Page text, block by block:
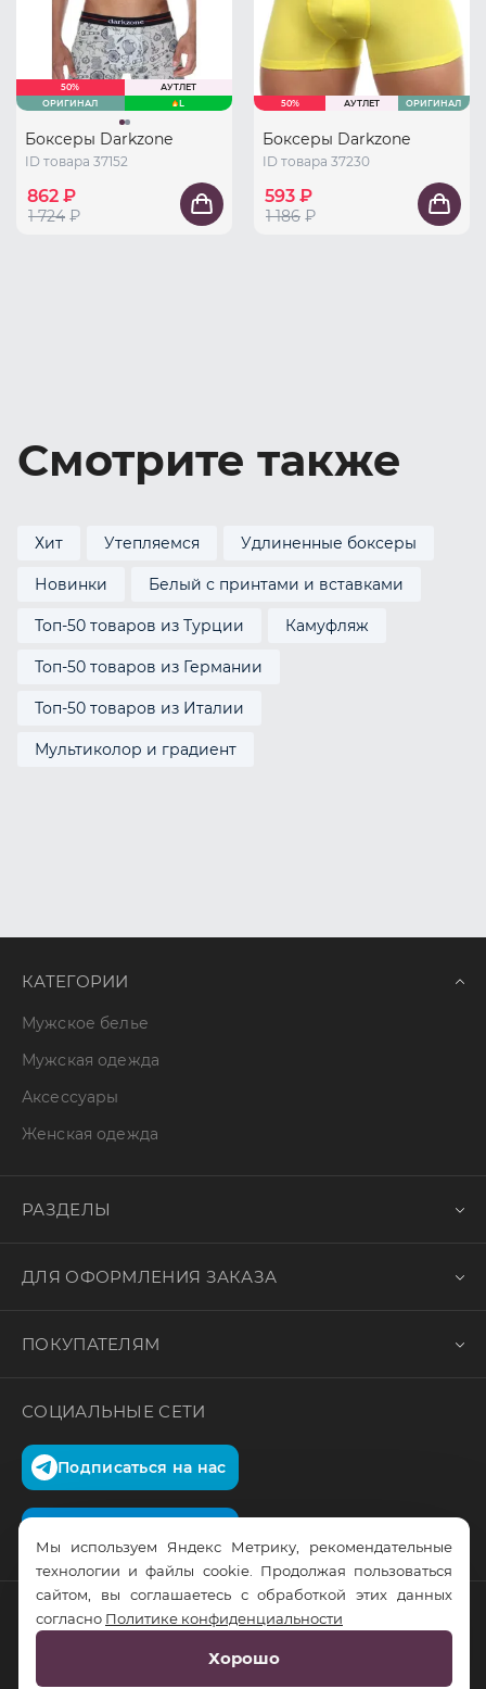
50%
АУТЛЕТ
ОРИГИНАЛ
L
Боксеры Darkzone
ID товара 37152
862 ₽
1 724 ₽
50% АУТЛЕТ ОРИГИНАЛ
Боксеры Darkzone
ID товара 37230
593 ₽
1 186 ₽
Смотрите также
Хит Утепляемся Удлиненные боксеры
Новинки Белый с принтами и вставками
Топ-50 товаров из Турции Камуфляж
Топ-50 товаров из Германии
Топ-50 товаров из Италии
Мультиколор и градиент
КАТЕГОРИИ
Мужское белье
Мужская одежда
Аксессуары
Женская одежда
РАЗДЕЛЫ
ДЛЯ ОФОРМЛЕНИЯ ЗАКАЗА
ПОКУПАТЕЛЯМ
СОЦИАЛЬНЫЕ СЕТИ
Подписаться на нас
© RusTrus. 2011-2026. Все права защищены
RS Digital
Мы используем Яндекс Метрику, рекомендательные
технологии и файлы cookie. Продолжая пользоваться
сайтом, вы соглашаетесь с обработкой этих данных
согласно Политике конфиденциальности
Хорошо